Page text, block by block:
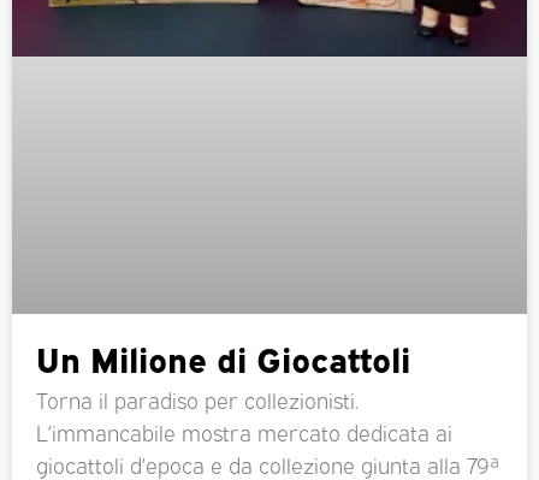
Un Milione di Giocattoli
Torna il paradiso per collezionisti.
L’immancabile mostra mercato dedicata ai
giocattoli d’epoca e da collezione giunta alla 79ª